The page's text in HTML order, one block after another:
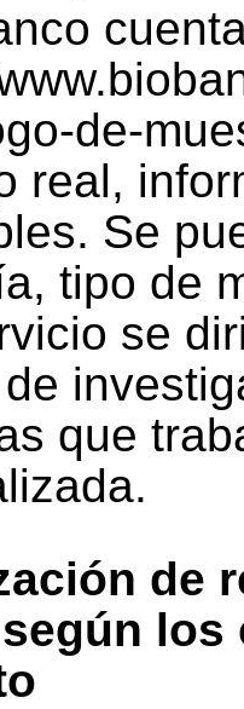
de-
real,
Se
tipo de
se
que
de